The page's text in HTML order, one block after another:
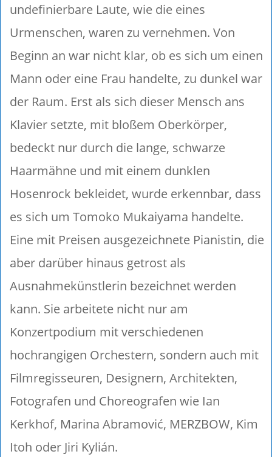
undefinierbare Laute, wie die eines
Urmenschen, waren zu vernehmen. Von
Beginn an war nicht klar, ob es sich um einen
Mann oder eine Frau handelte, zu dunkel war
der Raum. Erst als sich dieser Mensch ans
Klavier setzte, mit bloßem Oberkörper,
bedeckt nur durch die lange, schwarze
Haarmähne und mit einem dunklen
Hosenrock bekleidet, wurde erkennbar, dass
es sich um Tomoko Mukaiyama handelte.
Eine mit Preisen ausgezeichnete Pianistin, die
aber darüber hinaus getrost als
Ausnahmekünstlerin bezeichnet werden
kann. Sie arbeitete nicht nur am
Konzertpodium mit verschiedenen
hochrangigen Orchestern, sondern auch mit
Filmregisseuren, Designern, Architekten,
Fotografen und Choreografen wie Ian
Kerkhof, Marina Abramović, MERZBOW, Kim
Itoh oder Jiri Kylián.